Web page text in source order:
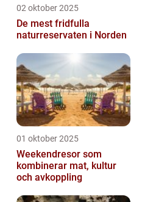
02 oktober 2025
De mest fridfulla
naturreservaten i Norden
01 oktober 2025
Weekendresor som
kombinerar mat, kultur
och avkoppling